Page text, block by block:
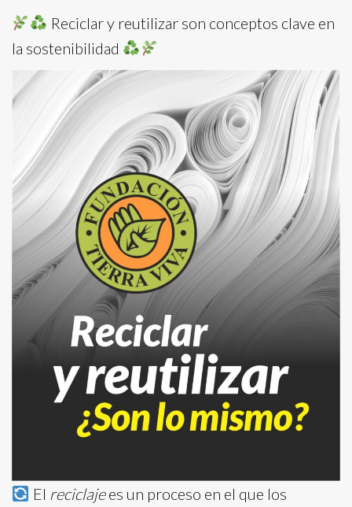
Reciclar y reutilizar son conceptos clave en
la sostenibilidad
El reciclajees un proceso en el que los